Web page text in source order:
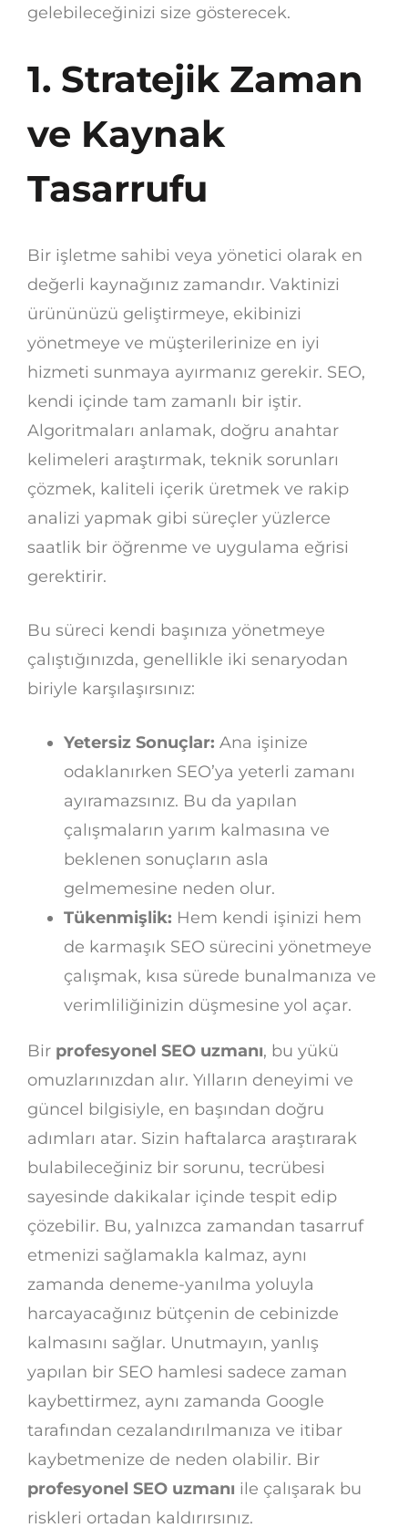
gelebileceğinizi size gösterecek.
1. Stratejik Zaman
ve Kaynak
Tasarrufu
Bir işletme sahibi veya yönetici olarak en
değerli kaynağınız zamandır. Vaktinizi
ürününüzü geliştirmeye, ekibinizi
yönetmeye ve müşterilerinize en iyi
hizmeti sunmaya ayırmanız gerekir. SEO,
kendi içinde tam zamanlı bir iştir.
Algoritmaları anlamak, doğru anahtar
kelimeleri araştırmak, teknik sorunları
çözmek, kaliteli içerik üretmek ve rakip
analizi yapmak gibi süreçler yüzlerce
saatlik bir öğrenme ve uygulama eğrisi
gerektirir.
Bu süreci kendi başınıza yönetmeye
çalıştığınızda, genellikle iki senaryodan
biriyle karşılaşırsınız:
Yetersiz Sonuçlar: Ana işinize
odaklanırken SEO’ya yeterli zamanı
ayıramazsınız. Bu da yapılan
çalışmaların yarım kalmasına ve
beklenen sonuçların asla
gelmemesine neden olur.
Tükenmişlik: Hem kendi işinizi hem
de karmaşık SEO sürecini yönetmeye
çalışmak, kısa sürede bunalmanıza ve
verimliliğinizin düşmesine yol açar.
Bir profesyonel SEO uzmanı, bu yükü
omuzlarınızdan alır. Yılların deneyimi ve
güncel bilgisiyle, en başından doğru
adımları atar. Sizin haftalarca araştırarak
bulabileceğiniz bir sorunu, tecrübesi
sayesinde dakikalar içinde tespit edip
çözebilir. Bu, yalnızca zamandan tasarruf
etmenizi sağlamakla kalmaz, aynı
zamanda deneme-yanılma yoluyla
harcayacağınız bütçenin de cebinizde
kalmasını sağlar. Unutmayın, yanlış
yapılan bir SEO hamlesi sadece zaman
kaybettirmez, aynı zamanda Google
tarafından cezalandırılmanıza ve itibar
kaybetmenize de neden olabilir. Bir
profesyonel SEO uzmanı ile çalışarak bu
riskleri ortadan kaldırırsınız.